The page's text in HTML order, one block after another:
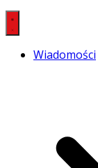
Wiadomości